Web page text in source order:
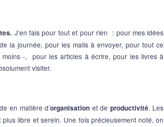
J’en fais pour tout et pour rien : pour mes idées
la journée, pour les mails à envoyer, pour tout ce
moins -, pour les articles à écrire, pour les livres à
visiter.
en matière d’organisation et de productivité. Les
libre et serein. Une fois précieusement noté, on